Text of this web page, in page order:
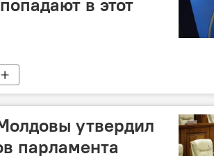
утвердил
парламента